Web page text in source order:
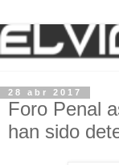
28 abr 2017
Foro Penal
han sido